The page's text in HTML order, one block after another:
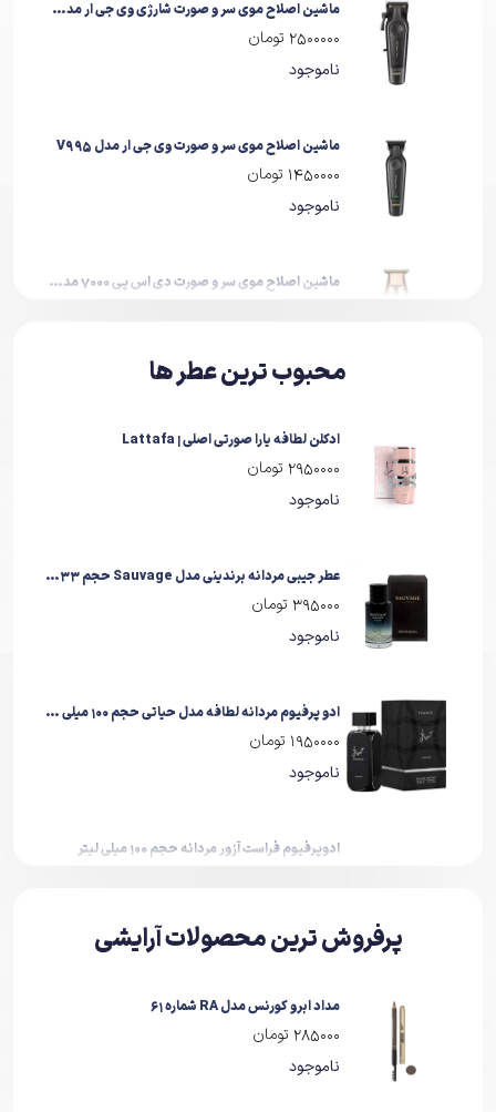
ماشین اصلاح موی سر و صورت شارژی وی جی ار مدل V-197
2500000 تومان
ناموجود
ماشین اصلاح موی سر و صورت وی جی ار مدل V995
1450000 تومان
ناموجود
ماشین اصلاح موی سر و صورت دی اس پی 7000 مدل dsp 90286a
980000 تومان
ناموجود
محبوب ترین عطر ها
ادکلن لطافه یارا صورتی اصلی | Lattafa
2950000 تومان
ناموجود
عطر جیبی مردانه برندینی مدل Sauvage حجم 33 میلی لیتر
395000 تومان
ناموجود
ادو پرفیوم مردانه لطافه مدل حیاتی حجم 100 میلی لیتر
1950000 تومان
ناموجود
ادوپرفیوم فراست آزور مردانه حجم 100 میلی لیتر
990000 تومان
ناموجود
پرفروش ترین محصولات آرایشی
مداد ابرو کورنس مدل RA شماره 61
285000 تومان
ناموجود